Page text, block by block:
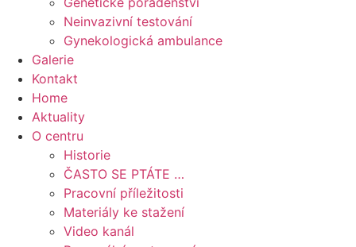
Neinvazivní testování
Gynekologická ambulance
Galerie
Kontakt
Home
Aktuality
O centru
Historie
ČASTO SE PTÁTE …
Pracovní příležitosti
Materiály ke stažení
Video kanál